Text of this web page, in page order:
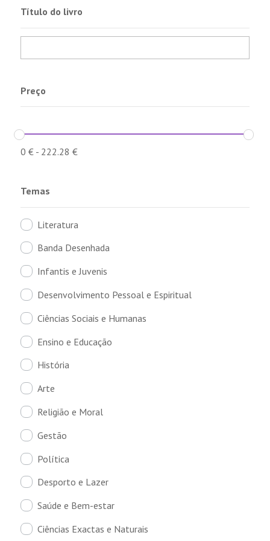
Título do livro
Preço
0 €- 222.28 €
Temas
Literatura
Banda Desenhada
Infantis e Juvenis
Desenvolvimento Pessoal e Espiritual
Ciências Sociais e Humanas
Ensino e Educação
História
Arte
Religião e Moral
Gestão
Política
Desporto e Lazer
Saúde e Bem-estar
Ciências Exactas e Naturais